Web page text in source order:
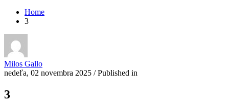
Home
3
Milos Gallo
nedeľa, 02 novembra 2025 /Published in
3